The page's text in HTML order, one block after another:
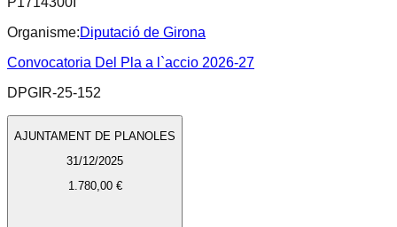
Organisme:Diputació de Girona
Convocatoria Del Pla a l`accio 2026-27
DPGIR-25-152
AJUNTAMENT DE PLANOLES
31/12/2025
1.780,00 €